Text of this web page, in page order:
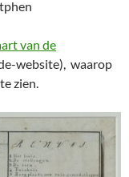
van de
website), waarop
zien.